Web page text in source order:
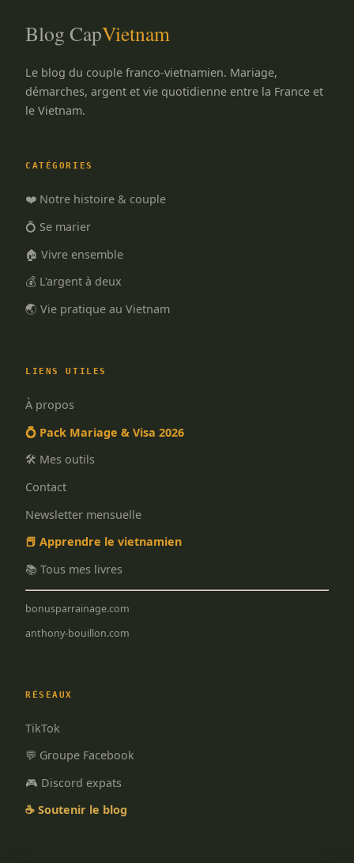
Blog CapVietnam
Le blog du couple franco-vietnamien. Mariage,
démarches, argent et vie quotidienne entre la France et
le Vietnam.
CATÉGORIES
❤️ Notre histoire & couple
💍 Se marier
🏠 Vivre ensemble
💰 L'argent à deux
🌏 Vie pratique au Vietnam
LIENS UTILES
À propos
💍 Pack Mariage & Visa 2026
🛠️ Mes outils
Contact
Newsletter mensuelle
📕 Apprendre le vietnamien
📚 Tous mes livres
bonusparrainage.com
anthony-bouillon.com
RÉSEAUX
TikTok
💬 Groupe Facebook
🎮 Discord expats
☕ Soutenir le blog